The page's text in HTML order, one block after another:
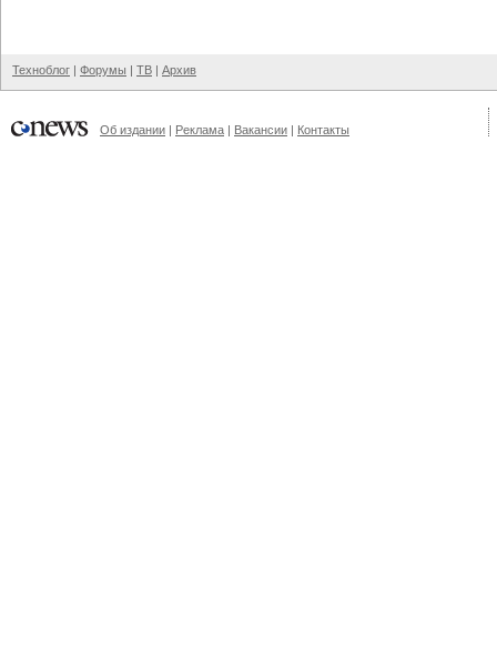
Техноблог | Форумы | ТВ | Архив
Об издании | Реклама | Вакансии | Контакты